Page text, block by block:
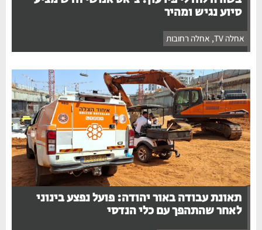
סיוע נגיש ומהיר
אחלה TV , אחלה רחובות
תאונת עבודה באור יהודה: פועל נפצע בינוני
לאחר שהתהפך עם כלי הנדסי